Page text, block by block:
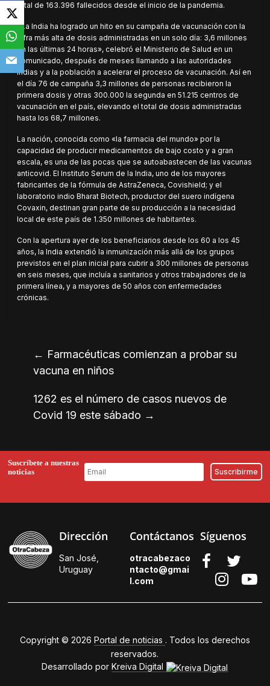
total de 163.396 fallecidos desde el inicio de la pandemia.
«La India ha logrado un hito en su campaña de vacunación con la
cifra más alta de dosis administradas en un solo día: 3,6 millones
en las últimas 24 horas», celebró el Ministerio de Salud en un
comunicado, después de meses llamando a las autoridades
indias y a la población a acelerar el proceso de vacunación. Así en
el día 76 de campaña 3,3 millones de personas recibieron la
primera dosis y otras 300.000 la segunda en 51.215 centros de
vacunación en el país, elevando el total de dosis administradas
hasta los 68,7 millones.
La nación, conocida como «la farmacia del mundo» por la
capacidad de producir medicamentos de bajo costo y a gran
escala, es una de las pocas que se autoabastecen de las vacunas
anticovid. El Instituto Serum de la India, uno de los mayores
fabricantes de la fórmula de AstraZeneca, Covishield; y el
laboratorio indio Bharat Biotech, productor del suero indígena
Covaxin, destinan gran parte de su producción a la necesidad
local de este país de 1.350 millones de habitantes.
Con la apertura ayer de los beneficiarios desde los 60 a los 45
años, la India extendió la inmunización más allá de los grupos
previstos en el plan inicial para cubrir a 300 millones de personas
en seis meses, que incluía a sanitarios y otros trabajadores de la
primera línea, y a mayores de 50 años con enfermedades
crónicas.
← Farmacéuticas comienzan a probar su
vacuna en niños
1262 es el número de casos nuevos de
Covid 19 este sábado →
Suscríbete a nuestras
noticias
Dirección
San José,
Uruguay
Contáctanos
otracabezaco
ntacto@gmai
l.com
Síguenos
Copyright © 2026 Portal de noticias . Todos los derechos
reservados.
Desarrollado porKreiva Digital